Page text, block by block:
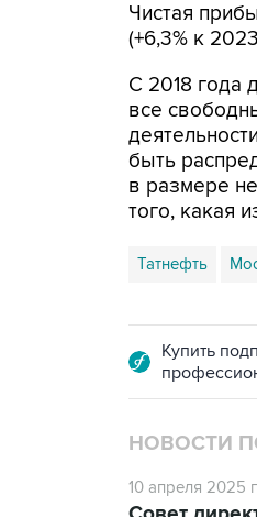
Чистая
(+6,3% к
С 2018 года
все
быть
в размере
того, какая
Татнефть
Купить
НОВОСТИ
10 апреля 2025